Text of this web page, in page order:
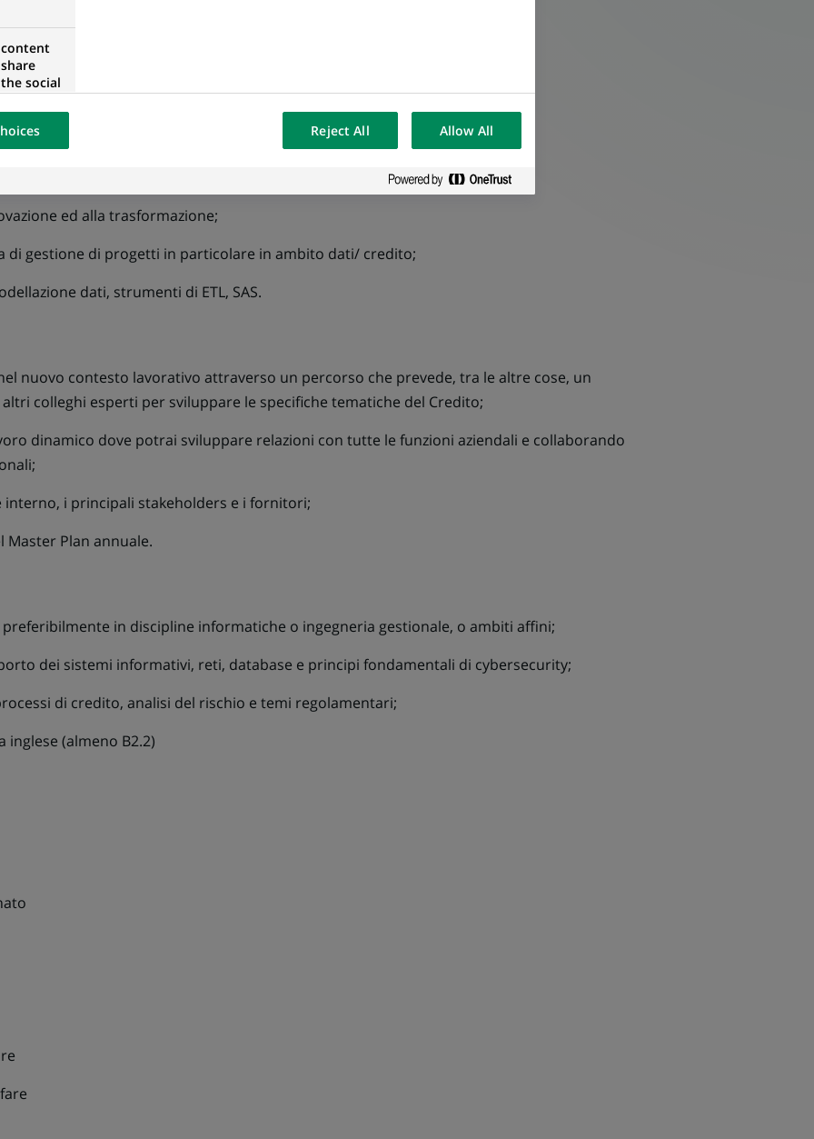
priorità e resilienza nella gestione degli imprevisti;
ed alla trasformazione;
di gestione di progetti in particolare in ambito dati/ credito;
dati, strumenti di ETL, SAS.
nuovo contesto lavorativo attraverso un percorso che prevede, tra le altre cose, un
colleghi esperti per sviluppare le specifiche tematiche del Credito;
dinamico dove potrai sviluppare relazioni con tutte le funzioni aziendali e collaborando
i principali stakeholders e i fornitori;
Plan annuale.
in discipline informatiche o ingegneria gestionale, o ambiti affini;
dei sistemi informativi, reti, database e principi fondamentali di cybersecurity;
di credito, analisi del rischio e temi regolamentari;
inglese (almeno B2.2)
content
social
the
website
on a
Reject All Allow All